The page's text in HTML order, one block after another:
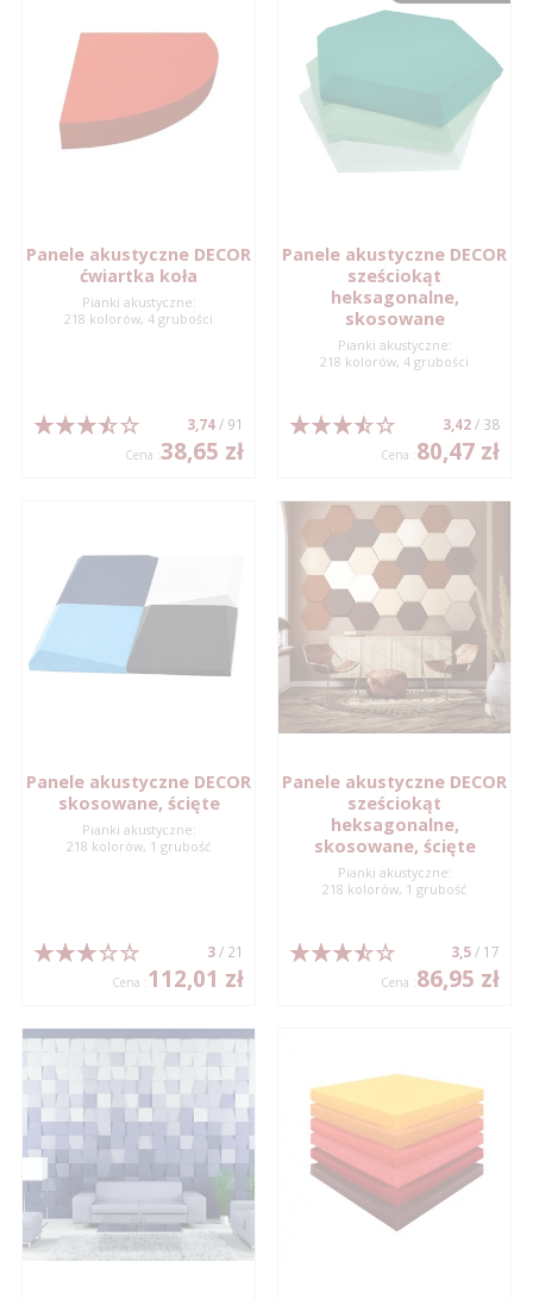
Panele akustyczne DECOR
ćwiartka koła
Pianki akustyczne:
218 kolorów, 4 grubości
3,74/ 91
Cena :38,65 zł
Panele akustyczne DECOR
sześciokąt
heksagonalne,
skosowane
Pianki akustyczne:
218 kolorów, 4 grubości
3,42/ 38
Cena :80,47 zł
Panele akustyczne DECOR
skosowane, ścięte
Pianki akustyczne:
218 kolorów, 1 grubość
3/ 21
Cena :112,01 zł
Panele akustyczne DECOR
sześciokąt
heksagonalne,
skosowane, ścięte
Pianki akustyczne:
218 kolorów, 1 grubość
3,5/ 17
Cena :86,95 zł